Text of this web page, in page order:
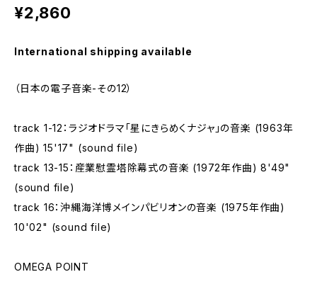
¥2,860
International shipping available
（日本の電子音楽-その12）
track 1-12：ラジオドラマ「星にきらめくナジャ」の音楽 (1963年
作曲) 15'17" (sound file)
track 13-15：産業慰霊塔除幕式の音楽 (1972年作曲) 8'49"
(sound file)
track 16：沖縄海洋博メインパビリオンの音楽 (1975年作曲)
10'02" (sound file)
OMEGA POINT